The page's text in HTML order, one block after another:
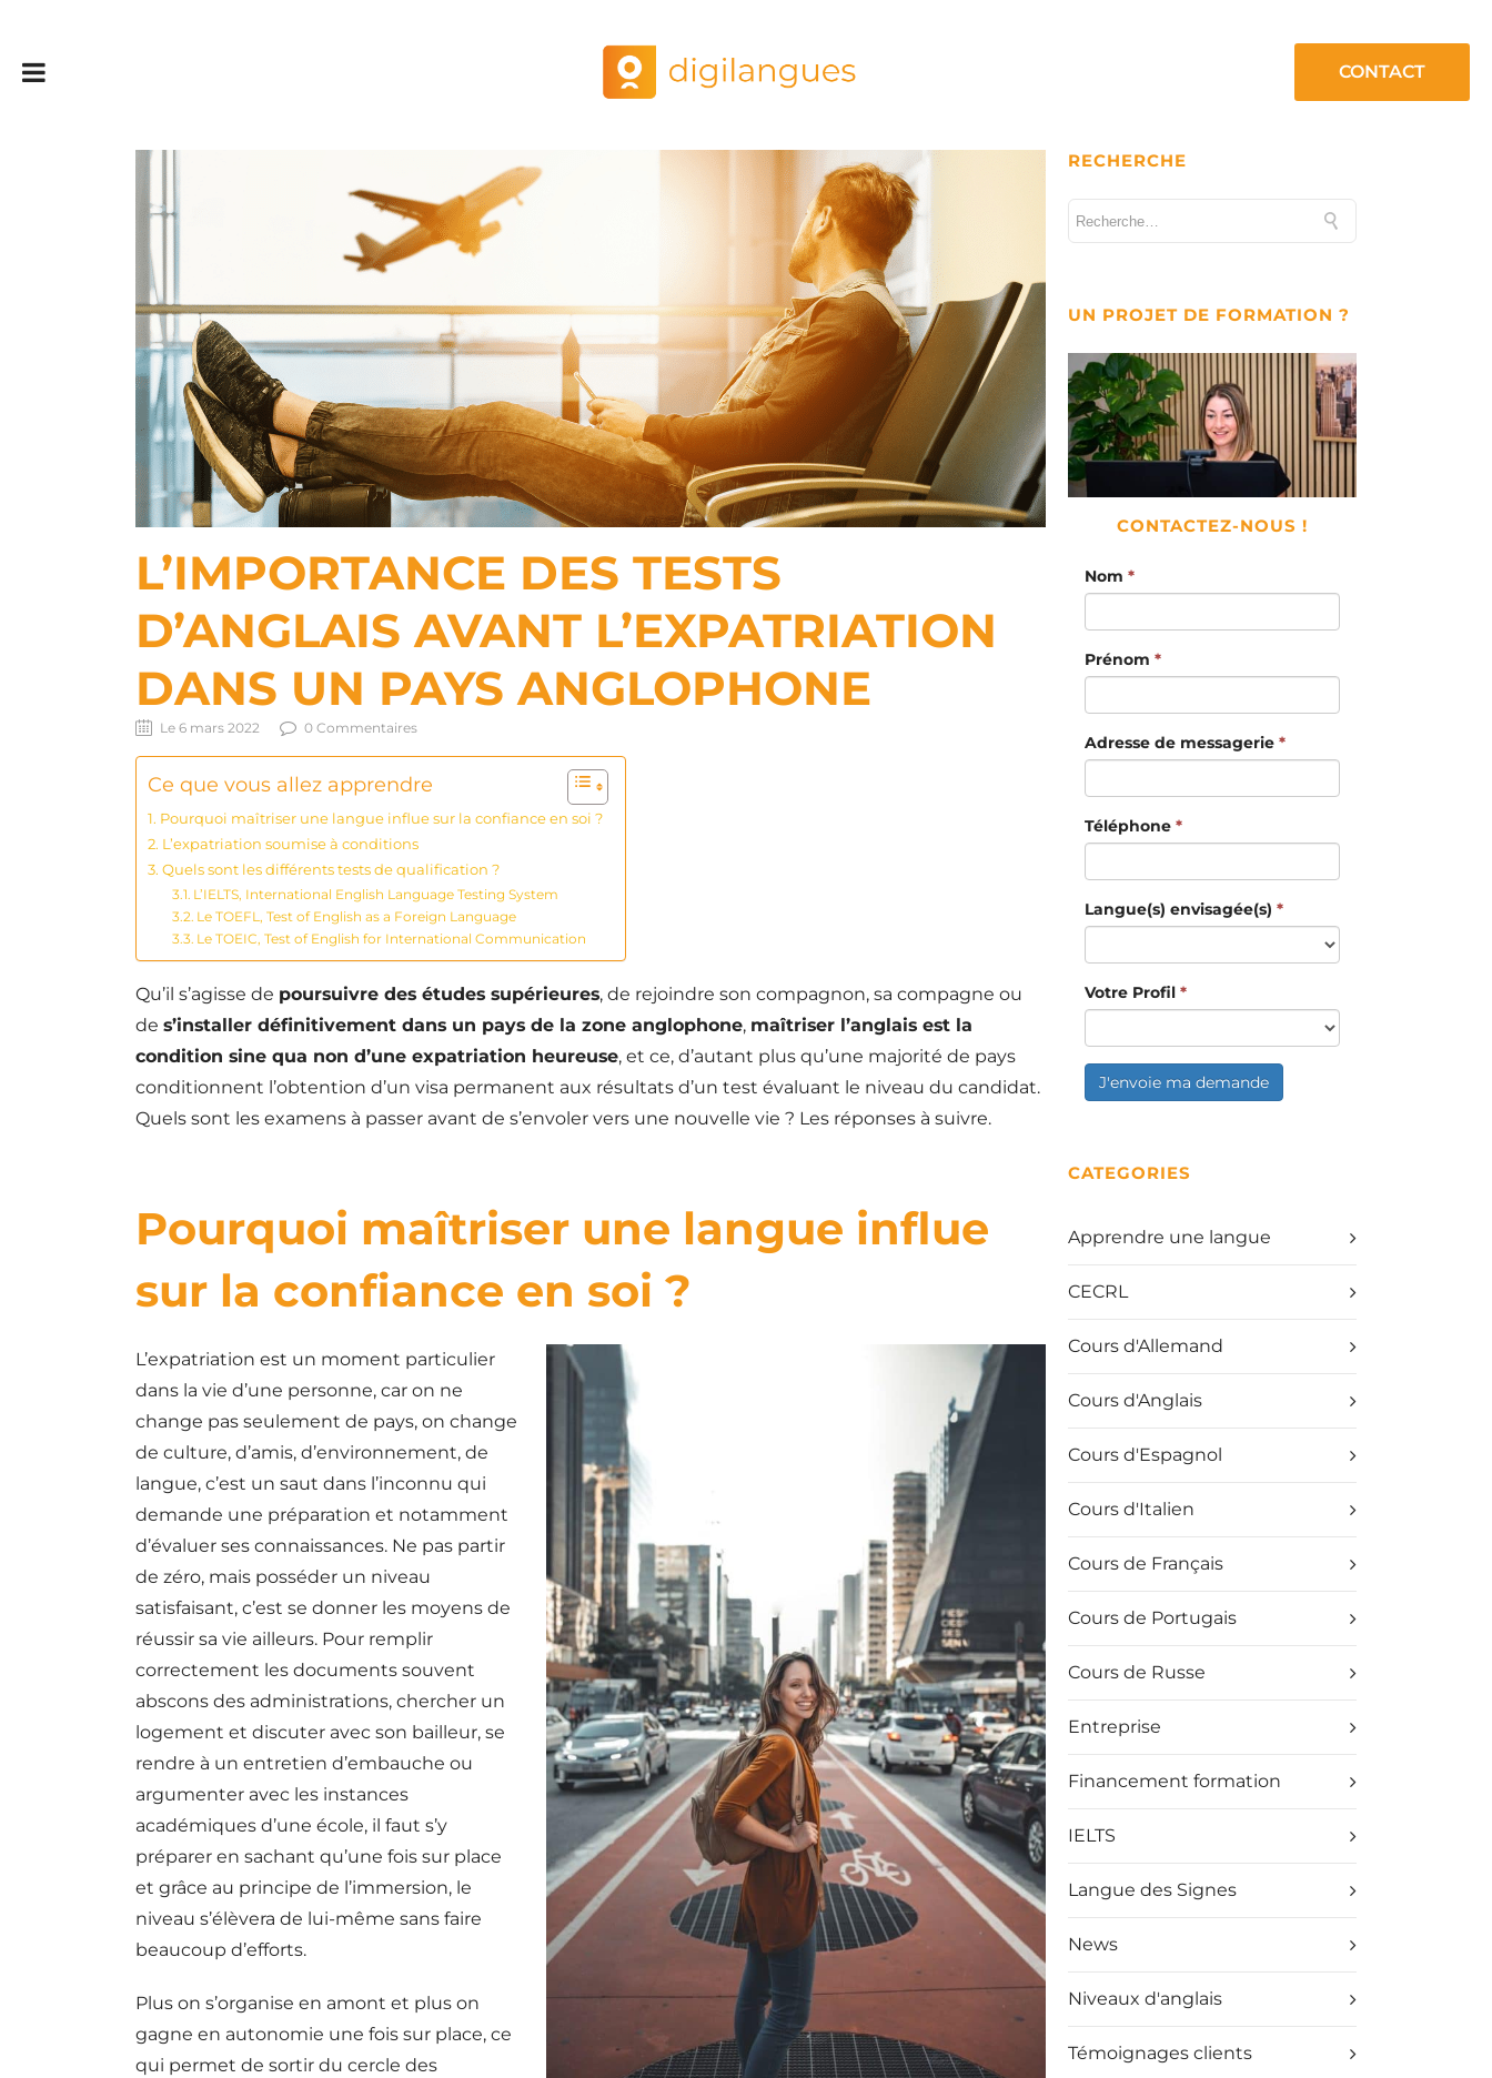
CONTACT
L’IMPORTANCE DES TESTS
D’ANGLAIS AVANT L’EXPATRIATION
DANS UN PAYS ANGLOPHONE
Le 6 mars 2022 0 Commentaires
Ce que vous allez apprendre
Pourquoi maîtriser une langue influe sur la confiance en soi ?
L’expatriation soumise à conditions
Quels sont les différents tests de qualification ?
L’IELTS, International English Language Testing System
Le TOEFL, Test of English as a Foreign Language
Le TOEIC, Test of English for International Communication
Qu’il s’agisse de poursuivre des études supérieures, de rejoindre son compagnon, sa compagne ou
de s’installer définitivement dans un pays de la zone anglophone, maîtriser l’anglais est la
condition sine qua non d’une expatriation heureuse, et ce, d’autant plus qu’une majorité de pays
conditionnent l’obtention d’un visa permanent aux résultats d’un test évaluant le niveau du candidat.
Quels sont les examens à passer avant de s’envoler vers une nouvelle vie ? Les réponses à suivre.
Pourquoi maîtriser une langue influe
sur la confiance en soi ?
L’expatriation est un moment particulier
dans la vie d’une personne, car on ne
change pas seulement de pays, on change
de culture, d’amis, d’environnement, de
langue, c’est un saut dans l’inconnu qui
demande une préparation et notamment
d’évaluer ses connaissances. Ne pas partir
de zéro, mais posséder un niveau
satisfaisant, c’est se donner les moyens de
réussir sa vie ailleurs. Pour remplir
correctement les documents souvent
abscons des administrations, chercher un
logement et discuter avec son bailleur, se
rendre à un entretien d’embauche ou
argumenter avec les instances
académiques d’une école, il faut s’y
préparer en sachant qu’une fois sur place
et grâce au principe de l’immersion, le
niveau s’élèvera de lui-même sans faire
beaucoup d’efforts.
Plus on s’organise en amont et plus on
gagne en autonomie une fois sur place, ce
qui permet de sortir du cercle des
RECHERCHE
UN PROJET DE FORMATION ?
CONTACTEZ-NOUS !
Nom *
Prénom *
Adresse de messagerie *
Téléphone *
Langue(s) envisagée(s) *
Votre Profil *
J'envoie ma demande
CATEGORIES
Apprendre une langue
CECRL
Cours d'Allemand
Cours d'Anglais
Cours d'Espagnol
Cours d'Italien
Cours de Français
Cours de Portugais
Cours de Russe
Entreprise
Financement formation
IELTS
Langue des Signes
News
Niveaux d'anglais
Témoignages clients